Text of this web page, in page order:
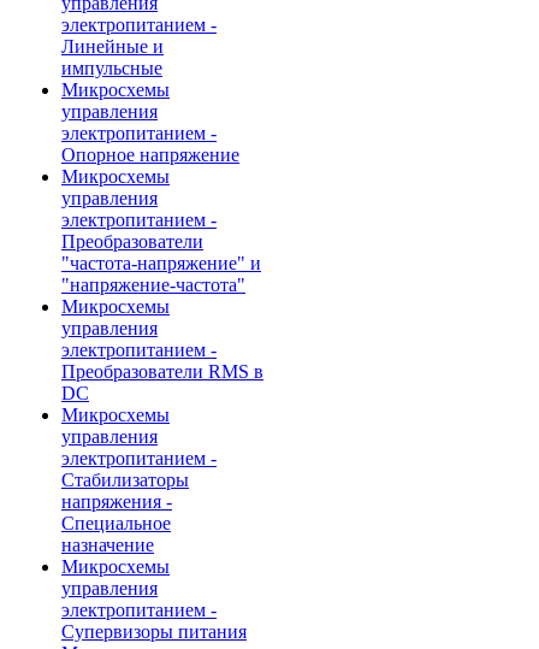
электропитанием -
Линейные и
импульсные
Микросхемы
управления
электропитанием -
Опорное напряжение
Микросхемы
управления
электропитанием -
Преобразователи
"частота-напряжение" и
"напряжение-частота"
Микросхемы
управления
электропитанием -
Преобразователи RMS в
DC
Микросхемы
управления
электропитанием -
Стабилизаторы
напряжения -
Специальное
назначение
Микросхемы
управления
электропитанием -
Супервизоры питания